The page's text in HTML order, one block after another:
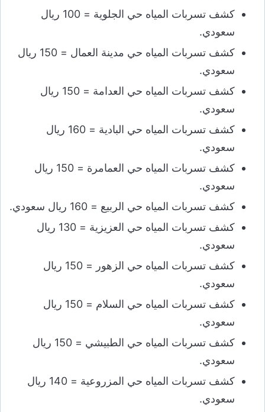
كشف تسربات المياه حي الجلوية = 100 ريال
سعودي.
كشف تسربات المياه حي مدينة العمال = 150 ريال
سعودي.
كشف تسربات المياه حي العدامة = 150 ريال
سعودي.
كشف تسربات المياه حي البادية = 160 ريال
سعودي.
كشف تسربات المياه حي العمامرة = 150 ريال
سعودي.
كشف تسربات المياه حي الربيع = 160 ريال سعودي.
كشف تسربات المياه حي العزيزية = 130 ريال
سعودي.
كشف تسربات المياه حي الزهور = 150 ريال
سعودي.
كشف تسربات المياه حي السلام = 150 ريال
سعودي.
كشف تسربات المياه حي الطبيشي = 150 ريال
سعودي.
كشف تسربات المياه حي المزروعية = 140 ريال
سعودي.